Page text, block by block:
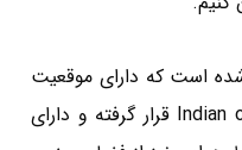
واقع شده است که دارای موقعیت
جغرافیایی منحصر به فردی می باشد.این جزیره بین خلیج فارسpersian Golf و اقیانوس هند Indian ocean قرار گرفته و دارای